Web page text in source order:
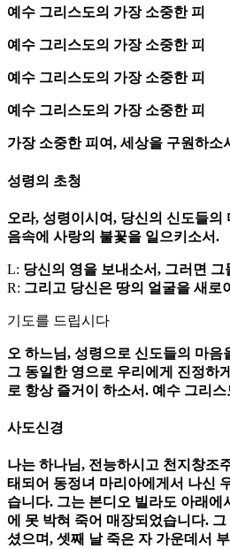
예수 그리스도의 가장 소중한 피
예수 그리스도의 가장 소중한 피
예수 그리스도의 가장 소중한 피
예수 그리스도의 가장 소중한 피
가장 소중한 피여, 세상을 구원하소
성령의 초청
오라, 성령이시여, 당신의 신도들의
음속에 사랑의 불꽃을 일으키소서.
L: 당신의 영을 보내소서, 그러면
R: 그리고 당신은 땅의 얼굴을 새로
기도를 드립시다
오 하느님, 성령으로 신도들의 마음
그 동일한 영으로 우리에게 진정하
로 항상 즐거이 하소서. 예수 그리
사도신경
나는 하나님, 전능하시고 천지창조
태되어 동정녀 마리아에게서 나신
습니다. 그는 본디오 빌라도 아래에
에 못 박혀 죽어 매장되었습니다.
셨으며, 셋째 날 죽은 자 가운데서